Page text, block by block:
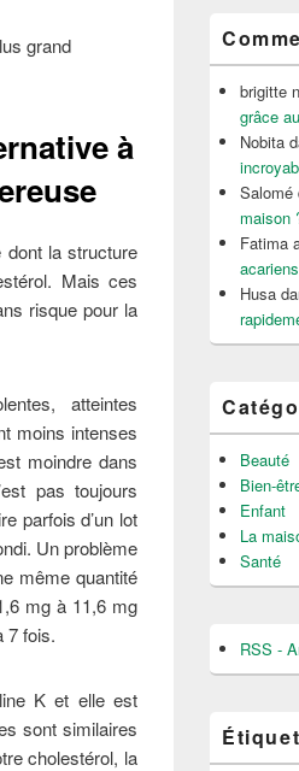
grand
à
dont la structure
Mais ces
risque pour la
atteintes
moins intenses
moindre dans
pas toujours
parfois d’un lot
Un problème
même quantité
mg à 11,6 mg
7 fois.
K et elle est
sont similaires
cholestérol, la
brigitte
grâce
Nobita
Salomé
maison
Fatima
Husa
Beauté
Bien-
Enfant
La
Santé
RSS -